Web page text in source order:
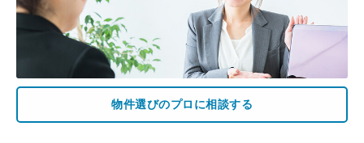
物件選びのプロに相談する